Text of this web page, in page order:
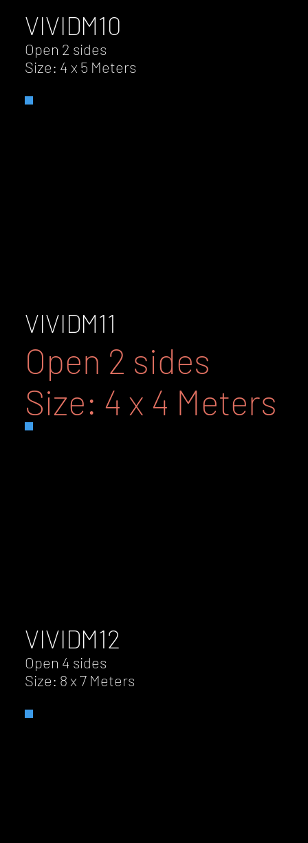
VIVIDM10
Open 2 sides
Size: 4 x 5 Meters
VIVIDM11
Open 2 sides
Size: 4 x 4 Meters
VIVIDM12
Open 4 sides
Size: 8 x 7 Meters